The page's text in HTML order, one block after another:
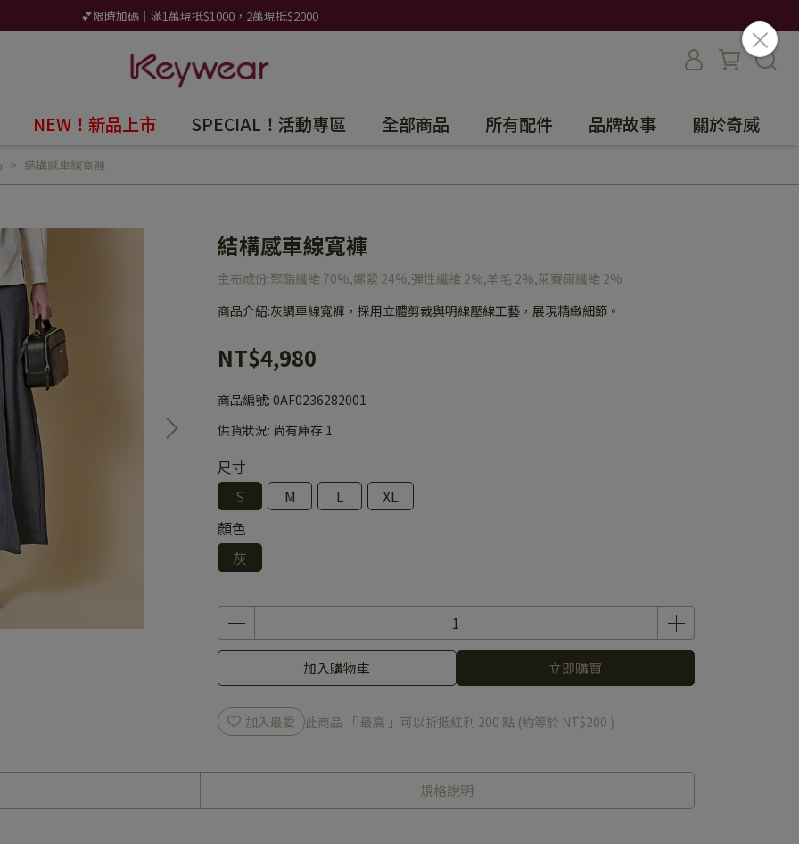
💕限時加碼｜滿1萬現抵$1000，2萬現抵$2000
NEW！新品上市 SPECIAL！活動專區 全部商品 所有配件 品牌故事 關於奇威
結構感車線寬褲
結構感車線寬褲
主布成份:聚酯纖維 70%,嫘縈 24%,彈性纖維 2%,羊毛 2%,萊賽爾纖維 2%
商品介紹:灰調車線寬褲，採用立體剪裁與明線壓線工藝，展現精緻細節。
NT$4,980
商品編號: 0AF0236282001
供貨狀況: 尚有庫存 1
尺寸
S
M L
XL
顏色
灰
加入購物車 立即購買
加入最愛 此商品 「 最高 」可以折抵紅利 200 點 (約等於 NT$200 )
規格說明